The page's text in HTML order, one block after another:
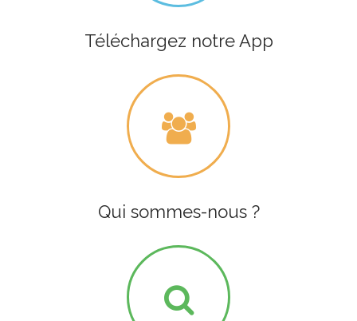
Téléchargez notre App
Qui sommes-nous ?